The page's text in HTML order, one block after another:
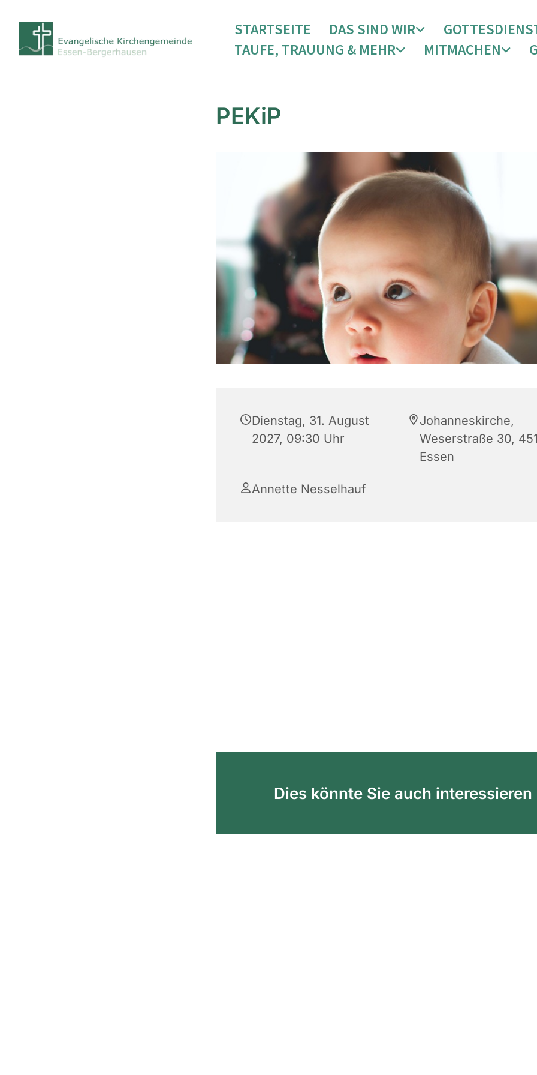
STARTSEITE DAS SIND WIR
TAUFE, TRAUUNG & MEHR
MITMACHEN
PEKiP
Dienstag, 31. August
2027, 09:30 Uhr
Johanneskirche,
Weserstraße 30,
Essen
Annette Nesselhauf
Dies könnte Sie auch interessieren